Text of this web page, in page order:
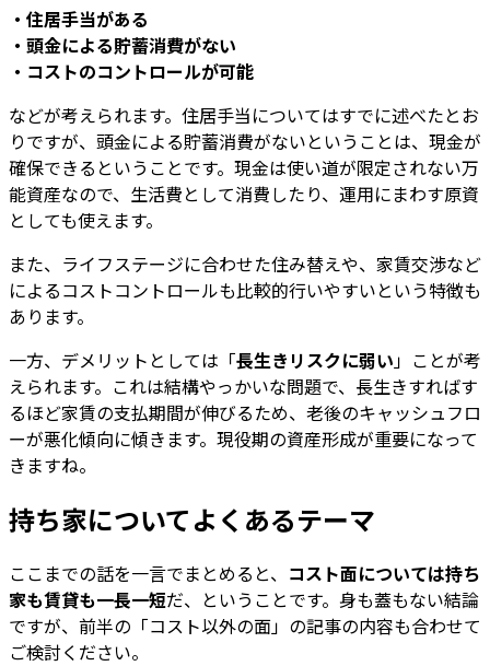
・住居手当がある
・頭金による貯蓄消費がない
・コストのコントロールが可能
などが考えられます。住居手当についてはすでに述べたとお
りですが、頭金による貯蓄消費がないということは、現金が
確保できるということです。現金は使い道が限定されない万
能資産なので、生活費として消費したり、運用にまわす原資
としても使えます。
また、ライフステージに合わせた住み替えや、家賃交渉など
によるコストコントロールも比較的行いやすいという特徴も
あります。
一方、デメリットとしては「長生きリスクに弱い」ことが考
えられます。これは結構やっかいな問題で、長生きすればす
るほど家賃の支払期間が伸びるため、老後のキャッシュフロ
ーが悪化傾向に傾きます。現役期の資産形成が重要になって
きますね。
持ち家についてよくあるテーマ
ここまでの話を一言でまとめると、 コスト面については持ち
家も賃貸も一長一短だ、ということです。身も蓋もない結論
ですが、前半の「コスト以外の面」の記事の内容も合わせて
ご検討ください。